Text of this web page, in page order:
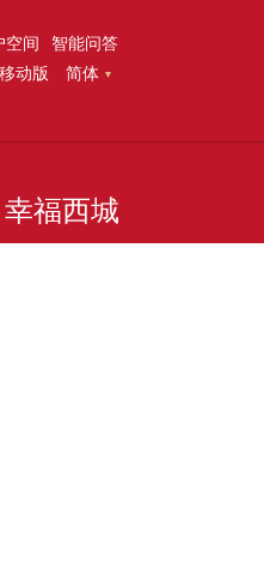
空间
智能问答
移动版 简体
幸福西城